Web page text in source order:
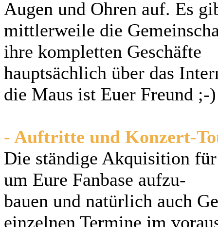
Augen und Ohren auf. Es
mittlerweile die
ihre kompletten Geschäfte
hauptsächlich über das
die Maus ist Euer Freund ;-)
- Auftritte und Konzert-
Die ständige Akquisition
um Eure Fanbase aufzu-
bauen und natürlich auch
einzelnen Termine im